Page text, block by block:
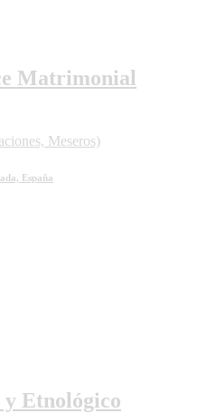
Matrimonial
Meseros)
España
Etnológico